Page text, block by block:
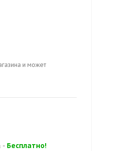
и может
- Бесплатно!